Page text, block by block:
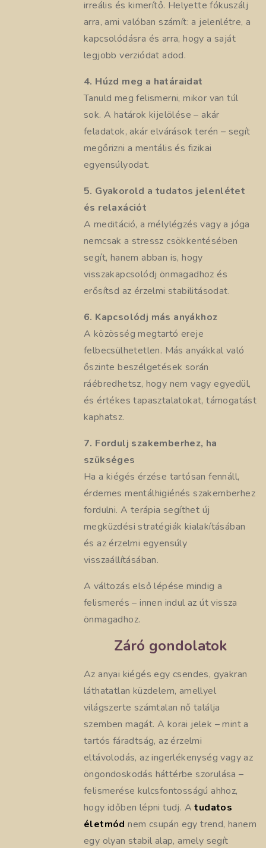
irreális és kimerítő. Helyette fókuszálj
arra, ami valóban számít: a jelenlétre, a
kapcsolódásra és arra, hogy a saját
legjobb verziódat adod.
4. Húzd meg a határaidat
Tanuld meg felismerni, mikor van túl
sok. A határok kijelölése – akár
feladatok, akár elvárások terén – segít
megőrizni a mentális és fizikai
egyensúlyodat.
5. Gyakorold a tudatos jelenlétet
és relaxációt
A meditáció, a mélylégzés vagy a jóga
nemcsak a stressz csökkentésében
segít, hanem abban is, hogy
visszakapcsolódj önmagadhoz és
erősítsd az érzelmi stabilitásodat.
6. Kapcsolódj más anyákhoz
A közösség megtartó ereje
felbecsülhetetlen. Más anyákkal való
őszinte beszélgetések során
ráébredhetsz, hogy nem vagy egyedül,
és értékes tapasztalatokat, támogatást
kaphatsz.
7. Fordulj szakemberhez, ha
szükséges
Ha a kiégés érzése tartósan fennáll,
érdemes mentálhigiénés szakemberhez
fordulni. A terápia segíthet új
megküzdési stratégiák kialakításában
és az érzelmi egyensúly
visszaállításában.
A változás első lépése mindig a
felismerés – innen indul az út vissza
önmagadhoz.
Záró gondolatok
Az anyai kiégés egy csendes, gyakran
láthatatlan küzdelem, amellyel
világszerte számtalan nő találja
szemben magát. A korai jelek – mint a
tartós fáradtság, az érzelmi
eltávolodás, az ingerlékenység vagy az
öngondoskodás háttérbe szorulása –
felismerése kulcsfontosságú ahhoz,
hogy időben lépni tudj. Atudatos
életmód nem csupán egy trend, hanem
egy olyan stabil alap, amely segít